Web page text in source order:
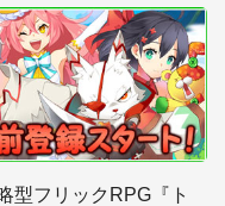
型フリックRPG『ト